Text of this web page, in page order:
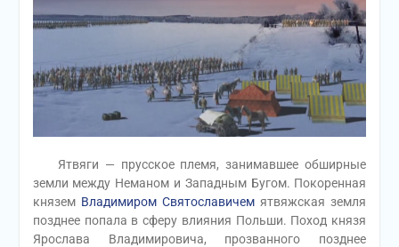
Ятвяги — прусское племя, занимавшее обширные
земли между Неманом и Западным Бугом. Покоренная
князем Владимиром Святославичем ятвяжская земля
позднее попала в сферу влияния Польши. Поход князя
Ярослава Владимировича, прозванного позднее